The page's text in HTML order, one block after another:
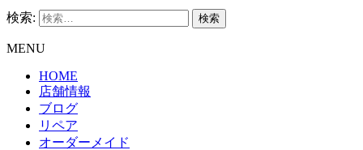
検索:
MENU
HOME
店舗情報
ブログ
リペア
オーダーメイド